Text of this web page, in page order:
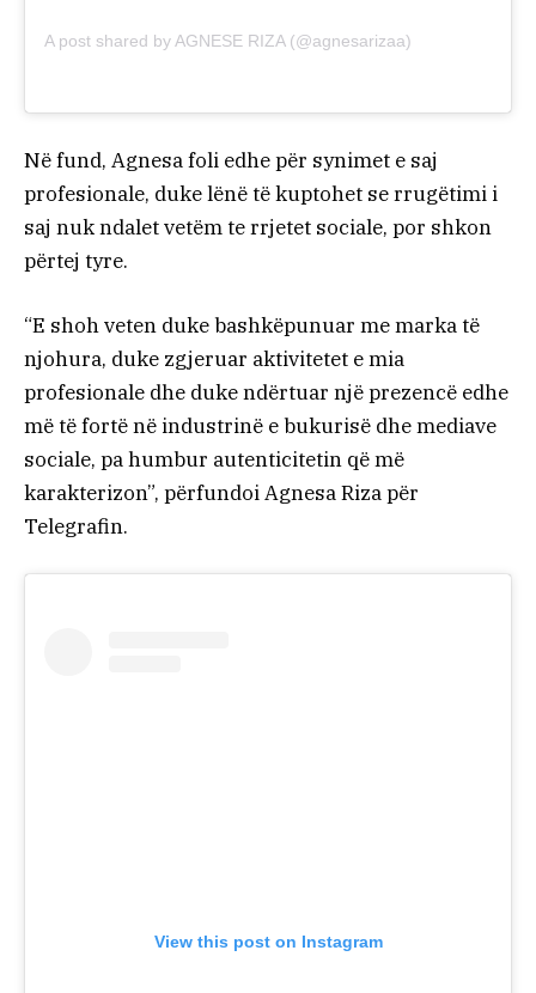
A post shared by AGNESE RIZA (@agnesarizaa)
Në fund, Agnesa foli edhe për synimet e saj
profesionale, duke lënë të kuptohet se rrugëtimi i
saj nuk ndalet vetëm te rrjetet sociale, por shkon
përtej tyre.
“E shoh veten duke bashkëpunuar me marka të
njohura, duke zgjeruar aktivitetet e mia
profesionale dhe duke ndërtuar një prezencë edhe
më të fortë në industrinë e bukurisë dhe mediave
sociale, pa humbur autenticitetin që më
karakterizon”, përfundoi Agnesa Riza për
Telegrafin.
View this post on Instagram